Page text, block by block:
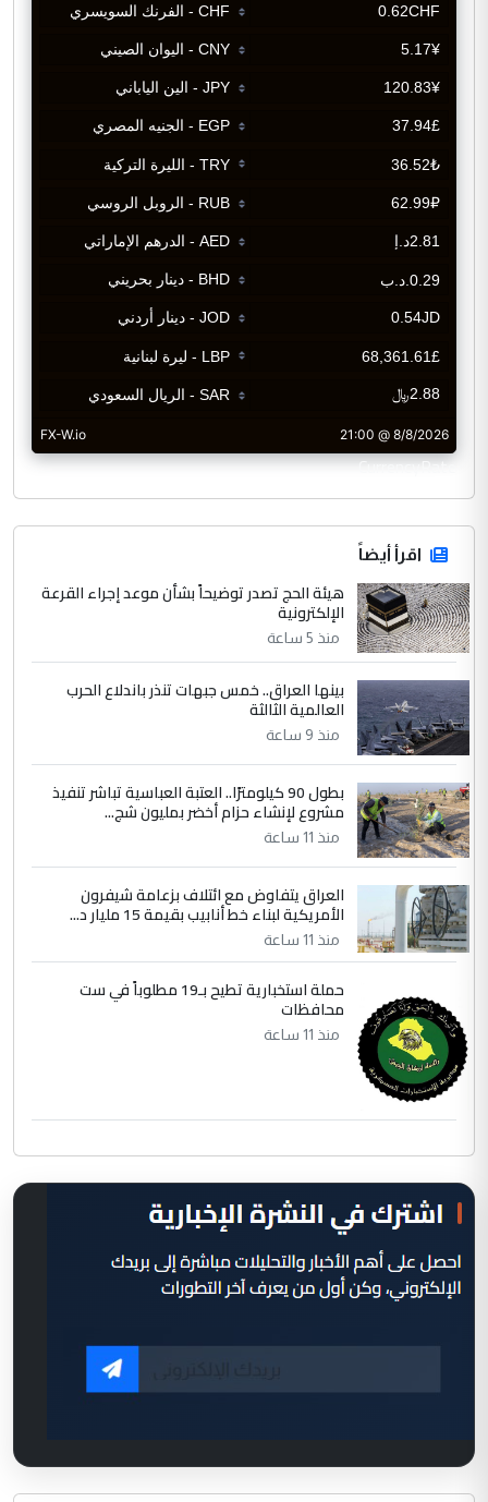
CurrencyRate
اقرأ أيضاً
هيئة الحج تصدر توضيحاً بشأن موعد إجراء القرعة
الإلكترونية
منذ 5 ساعة
بينها العراق.. خمس جبهات تنذر باندلاع الحرب
العالمية الثالثة
منذ 9 ساعة
بطول 90 كيلومترًا.. العتبة العباسية تباشر تنفيذ
مشروع لإنشاء حزام أخضر بمليون شج...
منذ 11 ساعة
العراق يتفاوض مع ائتلاف بزعامة شيفرون
الأمريكية لبناء خط أنابيب بقيمة 15 مليار د...
منذ 11 ساعة
حملة استخبارية تطيح بـ19 مطلوباً في ست
محافظات
منذ 11 ساعة